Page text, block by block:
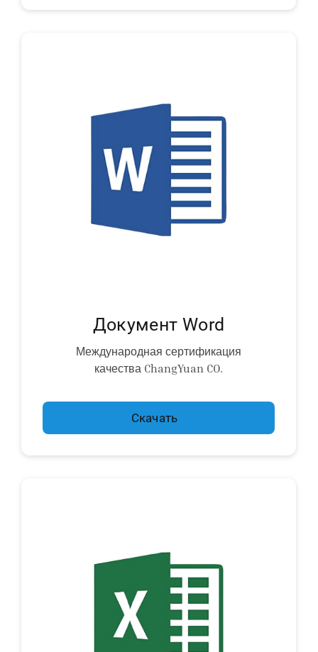
Документ Word
Международная сертификация
качества ChangYuan CO.
Скачать